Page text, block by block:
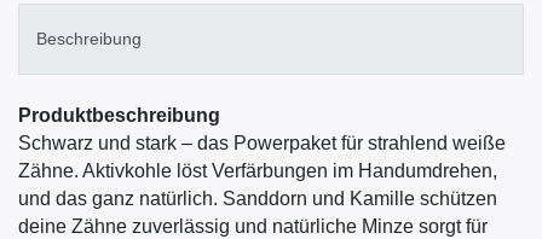
Beschreibung
Produktbeschreibung
Schwarz und stark – das Powerpaket für strahlend weiße
Zähne. Aktivkohle löst Verfärbungen im Handumdrehen,
und das ganz natürlich. Sanddorn und Kamille schützen
deine Zähne zuverlässig und natürliche Minze sorgt für